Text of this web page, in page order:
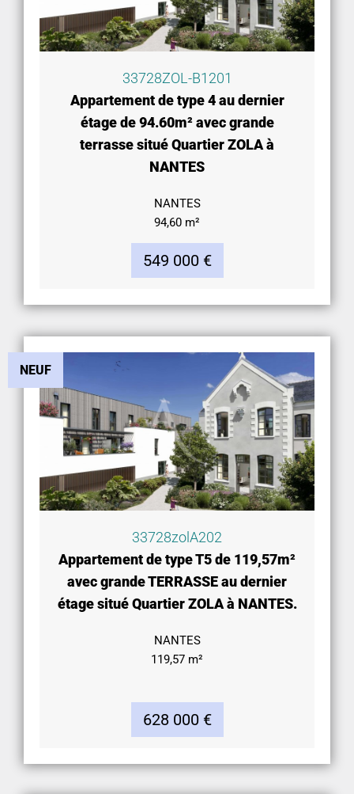
33728ZOL-B1201
Appartement de type 4 au dernier
étage de 94.60m² avec grande
terrasse situé Quartier ZOLA à
NANTES
NANTES
94,60 m²
549 000 €
NEUF
33728zolA202
Appartement de type T5 de 119,57m²
avec grande TERRASSE au dernier
étage situé Quartier ZOLA à NANTES.
NANTES
119,57 m²
628 000 €